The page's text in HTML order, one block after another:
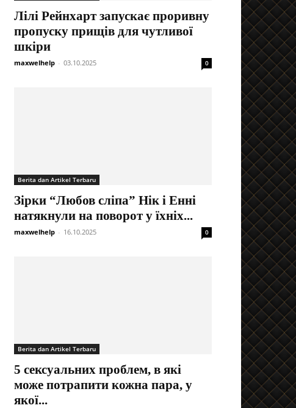
Лілі Рейнхарт запускає проривну
пропуску прищів для чутливої ​​
шкіри
maxwelhelp - 03.10.2025 0
Berita dan Artikel Terbaru
Зірки “Любов сліпа” Нік і Енні
натякнули на поворот у їхніх...
maxwelhelp - 16.10.2025 0
Berita dan Artikel Terbaru
5 сексуальних проблем, в які
може потрапити кожна пара, у
якої...